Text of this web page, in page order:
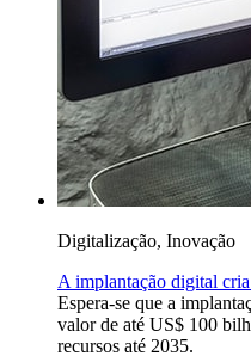
Digitalização, Inovação
A implantação digital
Espera-se que a
valor de até US$ 100
recursos até 2035.